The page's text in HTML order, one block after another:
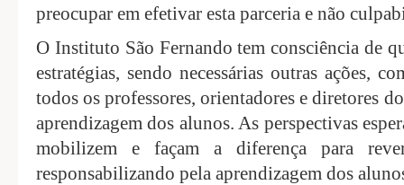
preocupar em efetivar esta parceria e não
O Instituto São Fernando tem consciência de
estratégias, sendo necessárias outras ações,
todos os professores, orientadores e diretores
aprendizagem dos alunos. As perspectivas
mobilizem e façam a diferença para
responsabilizando pela aprendizagem dos